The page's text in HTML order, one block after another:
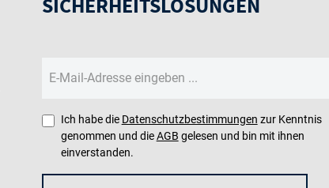
Ich habe die Datenschutzbestimmungen zur Kenntnis
genommen und dieAGB gelesen und bin mit ihnen
einverstanden.